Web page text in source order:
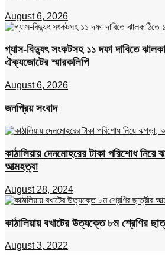
August 6, 2026
গ্যাস-বিদ্যুৎ সংকটসহ ১১ দফা দাবিতে
ঐক্যজোটের স্মারকলিপি
August 6, 2026
জনপ্রিয় সংবাদ
কাঠালিয়ায় দেনমোহরের টাকা পরিশোধ নিয়ে
আত্মহত্যা
August 28, 2024
কাঠালিয়ায় বখাটের উত্যক্তে ৮ম শ্রেণির
August 3, 2022